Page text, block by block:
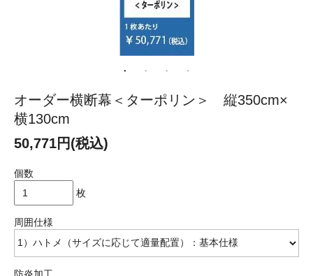
オーダー横断幕＜ターポリン＞ 縦350cm×
横130cm
50,771円(税込)
個数
枚
周囲仕様
防炎加工